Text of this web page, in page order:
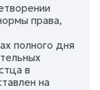
права,
полного дня
в
на